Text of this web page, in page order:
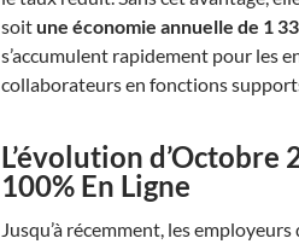
soitune économie annuelle de 1
s’accumulent rapidement pour les
collaborateurs en fonctions
L’évolution d’Octobre
100% En Ligne
Jusqu’à récemment, les